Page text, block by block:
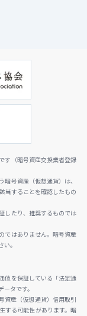
す（暗号資産交換業者登録
号資産（仮想通貨）は、
当することを確認したもの
したり、推奨するものでは
ではありません。暗号資産
。
値を保証している「法定通
タです。
資産（仮想通貨）信用取引
する可能性があります。暗